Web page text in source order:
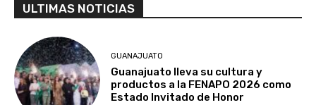
ULTIMAS NOTICIAS
GUANAJUATO
Guanajuato lleva su cultura y
productos a la FENAPO 2026 como
Estado Invitado de Honor